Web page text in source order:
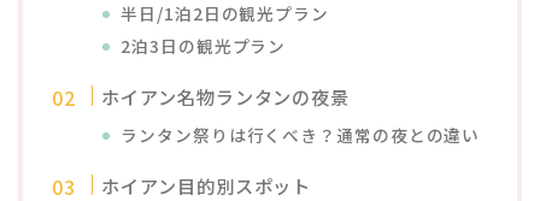
半日/1泊2日の観光プラン
2泊3日の観光プラン
ホイアン名物ランタンの夜景
ランタン祭りは行くべき？通常の夜との違い
ホイアン目的別スポット